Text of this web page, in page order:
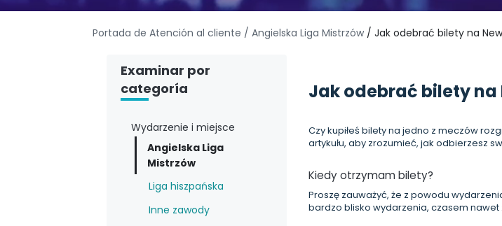
Portada de Atención al cliente / Angielska Liga Mistrzów / Jak odebrać bilety na
Examinar por
categoría
Wydarzenie i miejsce
Angielska Liga
Mistrzów
Liga hiszpańska
Inne zawody
Jak odebrać bilety
Czy kupiłeś bilety na jedno z meczów
artykułu, aby zrozumieć, jak odbierzesz
Kiedy otrzymam bilety?
Proszę zauważyć, że z powodu
bardzo blisko wydarzenia, czasem nawet